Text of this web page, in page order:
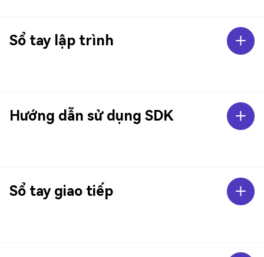
Sổ tay lập trình
Hướng dẫn sử dụng SDK
Sổ tay giao tiếp